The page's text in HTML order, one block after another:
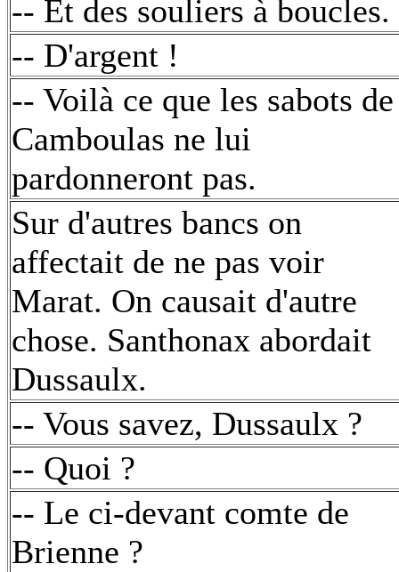
-- Et des souliers à boucles.
-- D'argent !
-- Voilà ce que les sabots de
Camboulas ne lui
pardonneront pas.
Sur d'autres bancs on
affectait de ne pas voir
Marat. On causait d'autre
chose. Santhonax abordait
Dussaulx.
-- Vous savez, Dussaulx ?
-- Quoi ?
-- Le ci-devant comte de
Brienne ?